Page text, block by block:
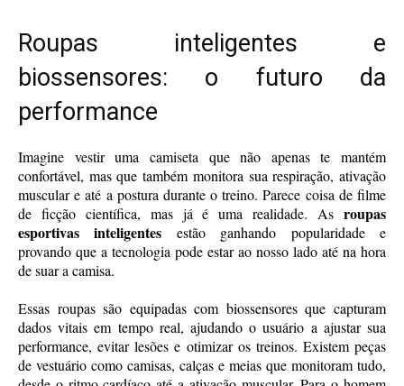
Roupas inteligentes e
biossensores: o futuro da
performance
Imagine vestir uma camiseta que não apenas te mantém
confortável, mas que também monitora sua respiração, ativação
muscular e até a postura durante o treino. Parece coisa de filme
de ficção científica, mas já é uma realidade. As roupas
esportivas inteligentes estão ganhando popularidade e
provando que a tecnologia pode estar ao nosso lado até na hora
de suar a camisa.
Essas roupas são equipadas com biossensores que capturam
dados vitais em tempo real, ajudando o usuário a ajustar sua
performance, evitar lesões e otimizar os treinos. Existem peças
de vestuário como camisas, calças e meias que monitoram tudo,